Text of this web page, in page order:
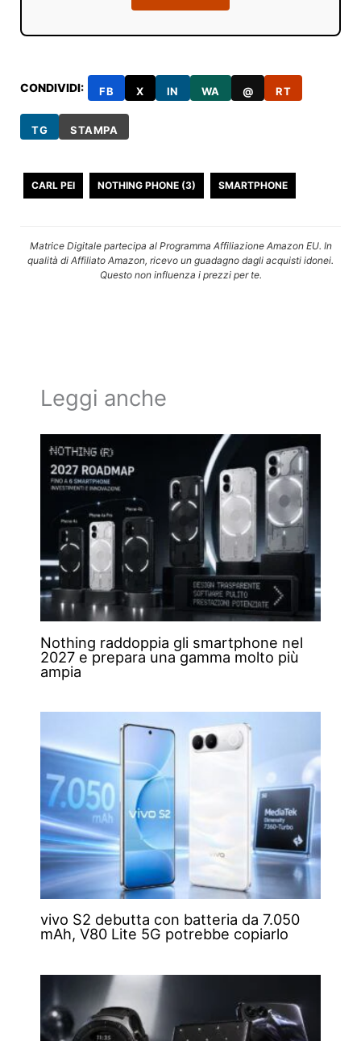
CONDIVIDI: FB X IN WA @ RT
TG STAMPA
CARL PEI NOTHING PHONE (3) SMARTPHONE
Matrice Digitale partecipa al Programma Affiliazione Amazon EU. In
qualità di Affiliato Amazon, ricevo un guadagno dagli acquisti idonei.
Questo non influenza i prezzi per te.
Leggi anche
Nothing raddoppia gli smartphone nel
2027 e prepara una gamma molto più
ampia
vivo S2 debutta con batteria da 7.050
mAh, V80 Lite 5G potrebbe copiarlo